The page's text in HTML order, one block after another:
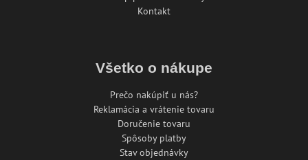
Kontakt
Všetko o nákupe
Prečo nakúpiť u nás?
Reklamácia a vrátenie tovaru
Doručenie tovaru
Spôsoby platby
Stav objednávky